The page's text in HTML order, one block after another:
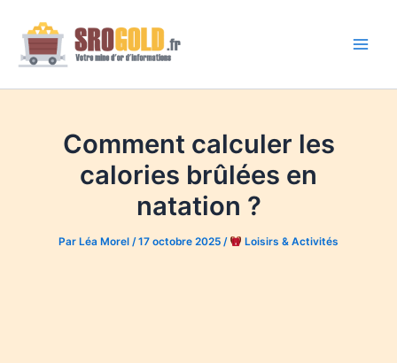
contenu
Comment calculer les
calories brûlées en
natation ?
Par Léa Morel/17 octobre 2025/ Loisirs & Activités